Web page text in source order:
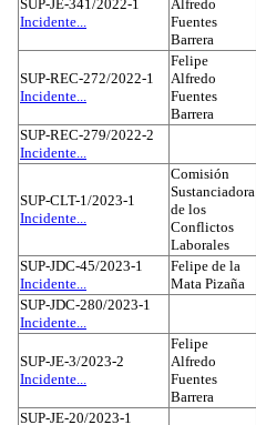
SUP-JE-341/2022-1
Incidente...
Alfredo
Fuentes
Barrera
SUP-REC-272/2022-1
Incidente...
Felipe
Alfredo
Fuentes
Barrera
SUP-REC-279/2022-2
Incidente...
SUP-CLT-1/2023-1
Incidente...
Comisión
Sustanciadora
de los
Conflictos
Laborales
SUP-JDC-45/2023-1
Incidente...
Felipe de la
Mata Pizaña
SUP-JDC-280/2023-1
Incidente...
SUP-JE-3/2023-2
Incidente...
Felipe
Alfredo
Fuentes
Barrera
SUP-JE-20/2023-1